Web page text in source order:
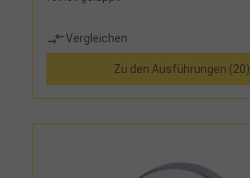
Vergleichen
Zu den Ausführungen (20)